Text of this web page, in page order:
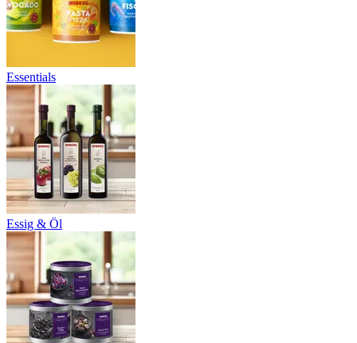
Essentials
Essig & Öl